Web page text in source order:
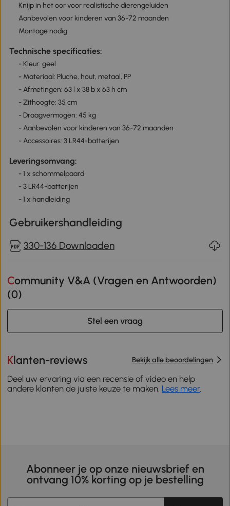
Knijp in het oor voor realistische dierengeluiden
Aanbevolen voor kinderen van 36-72 maanden
Montage nodig
Technische specificaties:
- Kleur: geel
- Materiaal: Pluche, hout, metaal, PP
- Afmetingen: 63 l x 38 b x 63 h cm
- Zithoogte: 35 cm
- Draagvermogen: 45 kg
- Aanbevolen voor kinderen van 36-72 maanden
- Accessoires: 3 LR44-batterijen
Leveringsomvang:
- 1 x schommelpaard
- 3 LR44-batterijen
- 1 x handleiding
Gebruikershandleiding
330-136 Downloaden
Community V&A (Vragen en Antwoorden)
(0)
Stel een vraag
Klanten-reviews Bekijk alle beoordelingen
Deel uw ervaring via een recensie of video en help
andere klanten de juiste keuze te maken. Lees meer.
Abonneer je op onze nieuwsbrief en
ontvang 10% korting op je bestelling